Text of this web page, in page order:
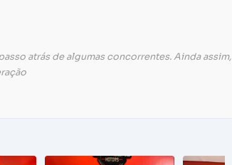
atrás de algumas concorrentes. Ainda assim,